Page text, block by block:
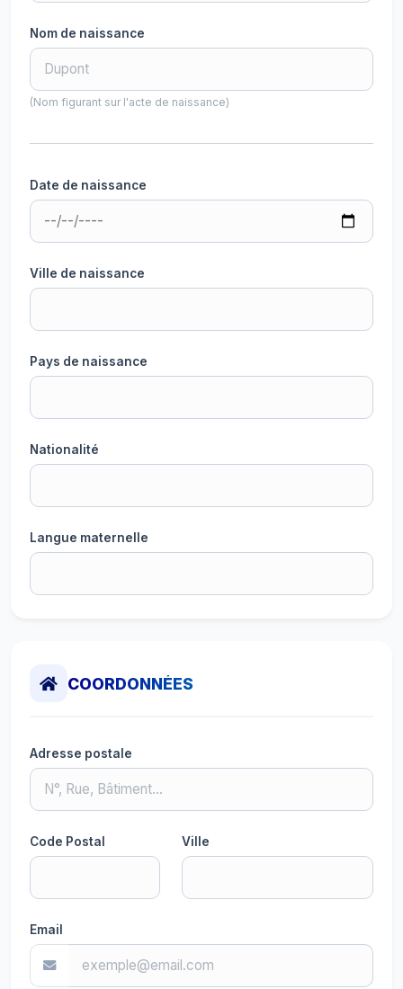
Nom de naissance
(Nom figurant sur l'acte de naissance)
Date de naissance
Ville de naissance
Pays de naissance
Nationalité
Langue maternelle
COORDONNÉES
Adresse postale
Code Postal Ville
Email